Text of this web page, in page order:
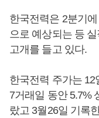
한국전력은 2분기
으로 예상되는 등
고개를 들고 있다.
한국전력 주가는 12
7거래일 동안 5.7%
랐고 3월26일 기록